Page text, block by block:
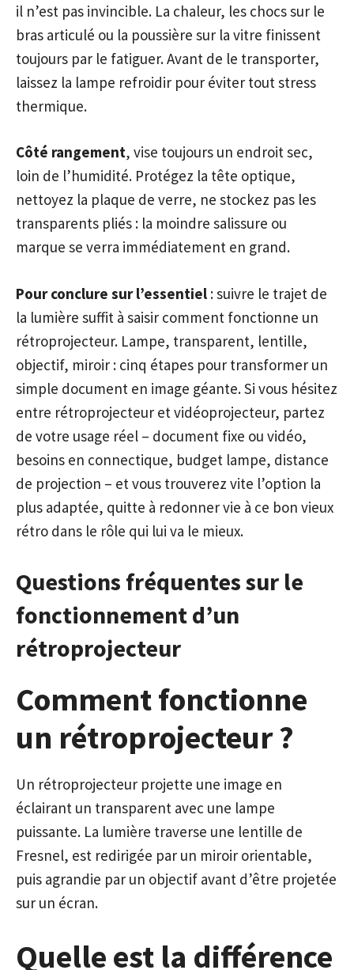
il n’est pas invincible. La chaleur, les chocs sur le
bras articulé ou la poussière sur la vitre finissent
toujours par le fatiguer. Avant de le transporter,
laissez la lampe refroidir pour éviter tout stress
thermique.
Côté rangement, vise toujours un endroit sec,
loin de l’humidité. Protégez la tête optique,
nettoyez la plaque de verre, ne stockez pas les
transparents pliés : la moindre salissure ou
marque se verra immédiatement en grand.
Pour conclure sur l’essentiel : suivre le trajet de
la lumière suffit à saisir comment fonctionne un
rétroprojecteur. Lampe, transparent, lentille,
objectif, miroir : cinq étapes pour transformer un
simple document en image géante. Si vous hésitez
entre rétroprojecteur et vidéoprojecteur, partez
de votre usage réel – document fixe ou vidéo,
besoins en connectique, budget lampe, distance
de projection – et vous trouverez vite l’option la
plus adaptée, quitte à redonner vie à ce bon vieux
rétro dans le rôle qui lui va le mieux.
Questions fréquentes sur le
fonctionnement d’un
rétroprojecteur
Comment fonctionne
un rétroprojecteur ?
Un rétroprojecteur projette une image en
éclairant un transparent avec une lampe
puissante. La lumière traverse une lentille de
Fresnel, est redirigée par un miroir orientable,
puis agrandie par un objectif avant d’être projetée
sur un écran.
Quelle est la différence